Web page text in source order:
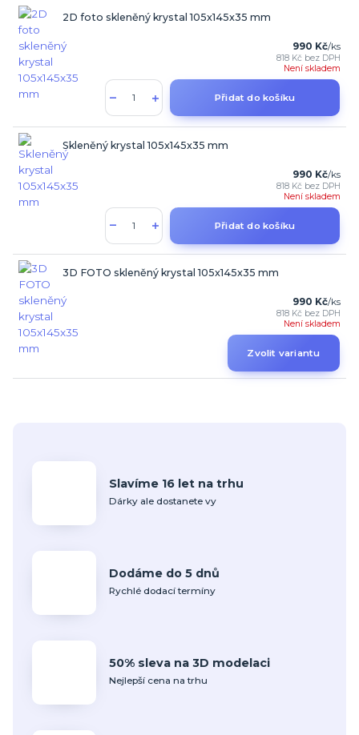
2D foto skleněný krystal 105x145x35 mm
990 Kč/ks
818 Kč bez DPH
Není skladem
Přidat do košíku
Skleněný krystal 105x145x35 mm
990 Kč/ks
818 Kč bez DPH
Není skladem
Přidat do košíku
3D FOTO skleněný krystal 105x145x35 mm
990 Kč/ks
818 Kč bez DPH
Není skladem
Zvolit variantu
Slavíme 16 let na trhu
Dárky ale dostanete vy
Dodáme do 5 dnů
Rychlé dodací termíny
50% sleva na 3D modelaci
Nejlepší cena na trhu